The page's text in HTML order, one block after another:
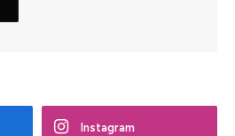
Instagram